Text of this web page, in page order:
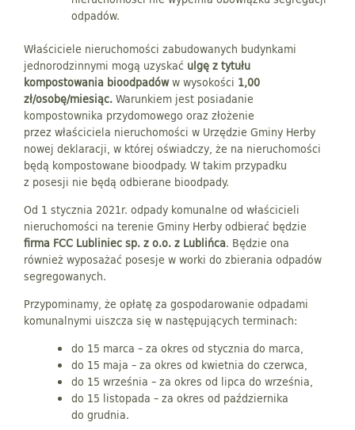
odpadów.
Właściciele nieruchomości zabudowanych budynkami
jednorodzinnymi mogą uzyskać ulgę z tytułu
kompostowania bioodpadóww wysokości 1,00
zł/osobę/miesiąc.Warunkiem jest posiadanie
kompostownika przydomowego oraz złożenie
przez właściciela nieruchomości w Urzędzie Gminy Herby
nowej deklaracji, w której oświadczy, że na nieruchomości
będą kompostowane bioodpady. W takim przypadku
z posesji nie będą odbierane bioodpady.
Od 1 stycznia 2021r. odpady komunalne od właścicieli
nieruchomości na terenie Gminy Herby odbierać będzie
firma FCC Lubliniec sp. z o.o. z Lublińca. Będzie ona
również wyposażać posesje w worki do zbierania odpadów
segregowanych.
Przypominamy, że opłatę za gospodarowanie odpadami
komunalnymi uiszcza się w następujących terminach:
do 15 marca – za okres od stycznia do marca,
do 15 maja – za okres od kwietnia do czerwca,
do 15 września – za okres od lipca do września,
do 15 listopada – za okres od października
do grudnia.